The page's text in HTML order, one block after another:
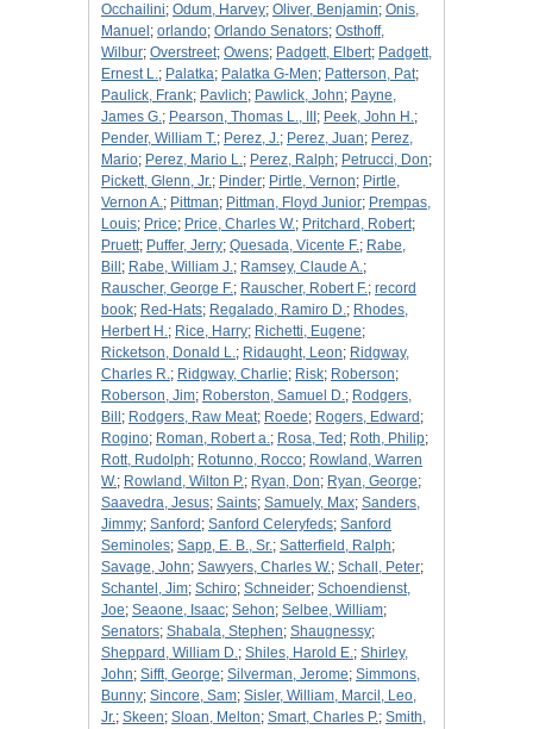
Occhailini; Odum, Harvey; Oliver, Benjamin; Onis,
Manuel ; orlando; Orlando Senators; Osthoff,
Wilbur; Overstreet; Owens; Padgett, Elbert; Padgett,
Ernest L.; Palatka; Palatka G-Men; Patterson, Pat;
Paulick, Frank; Pavlich; Pawlick, John; Payne,
James G.; Pearson, Thomas L., III ; Peek, John H.;
Pender, William T.; Perez, J.; Perez, Juan; Perez,
Mario; Perez, Mario L.; Perez, Ralph; Petrucci, Don;
Pickett, Glenn, Jr.; Pinder; Pirtle, Vernon; Pirtle,
Vernon A.; Pittman; Pittman, Floyd Junior; Prempas,
Louis; Price; Price, Charles W.; Pritchard, Robert;
Pruett; Puffer, Jerry; Quesada, Vicente F.; Rabe,
Bill ; Rabe, William J.; Ramsey, Claude A.;
Rauscher, George F.; Rauscher, Robert F.; record
book; Red-Hats; Regalado, Ramiro D.; Rhodes,
Herbert H.; Rice, Harry; Richetti, Eugene;
Ricketson, Donald L.; Ridaught, Leon; Ridgway,
Charles R.; Ridgway, Charlie; Risk; Roberson;
Roberson, Jim; Roberston, Samuel D.; Rodgers,
Bill ; Rodgers, Raw Meat; Roede; Rogers, Edward ;
Rogino; Roman, Robert a.; Rosa, Ted ; Roth, Philip;
Rott, Rudolph; Rotunno, Rocco; Rowland, Warren
W.; Rowland, Wilton P.; Ryan, Don; Ryan, George;
Saavedra, Jesus; Saints; Samuely, Max; Sanders,
Jimmy; Sanford ; Sanford Celeryfeds; Sanford
Seminoles; Sapp, E. B., Sr.; Satterfield, Ralph;
Savage, John; Sawyers, Charles W.; Schall, Peter;
Schantel, Jim; Schiro; Schneider; Schoendienst,
Joe; Seaone, Isaac; Sehon; Selbee, William;
Senators; Shabala, Stephen; Shaugnessy;
Sheppard, William D.; Shiles, Harold E.; Shirley,
John; Sifft, George; Silverman, Jerome; Simmons,
Bunny; Sincore, Sam; Sisler, William, Marcil, Leo,
Jr.; Skeen; Sloan, Melton; Smart, Charles P.; Smith,